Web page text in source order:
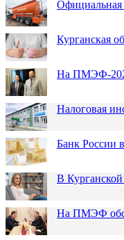
Официальная
Курганская
На ПМЭФ-2026
Налоговая
Банк России
В Курганской
На ПМЭФ